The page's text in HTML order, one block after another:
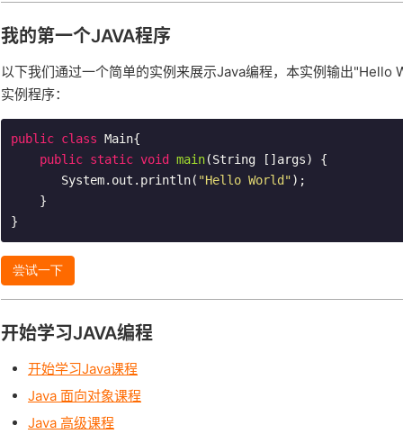
我的第一个JAVA程序
以下我们通过一个简单的实例来展示Java编程，本实例输出"Hello
实例程序：
public class Main{
public static void main(String []args)
{
       System.out.println(
"Hello World");
尝试一下
开始学习JAVA编程
开始学习Java课程
Java 面向对象课程
Java 高级课程